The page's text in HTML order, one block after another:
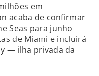
em
acaba de confirmar
Seas para junho
de Miami e incluirá
— ilha privada da